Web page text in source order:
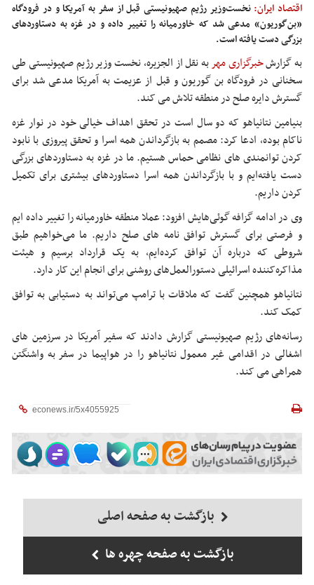
اقتصاد ایران: نخست‌وزیر رژیم صهیونیستی قبل از سفر به آمریکا و در فرودگاه
«بن‌گوریون» مدعی شد که خاورمیانه را تغییر داده و در غزه به دستاوردهای
بزرگی دست یافته است.
به گزارشخبرگزاری مهربه نقل از الجزیره، نخست وزیر رژیم صهیونیستی طی
سخنانی در فرودگاه بن گوریون و قبل از عزیمت به آمریکا مدعی شد برای
گسترش دایره صلح در منطقه تلاش می کند.
بنیامین نتانیاهو که دو سال است در تحقق اهداف خیالی خود در نوار غزه
ناکام بوده، ادعا کرد: مصمم به بازگرداندن همه اسرا و تحقق پیروزی با نابود
کردن توانمندی های نظامی حماس هستیم. ما در غزه به دستاوردهای بزرگی
دست یافته‌ایم و با بازگرداندن همه اسرا دستاوردهای بیشتری برای تکمیل
کردن داریم.
وی در ادامه گزافه گوئی‌هایش افزود: عملا منطقه خاورمیانه را تغییر داده ایم
و فرصتی برای گسترش توافق نامه های صلح داریم. ما می‌خواهیم طبق
شروطی که درباره آن توافق کرده‌ایم، به یک قرارداد برسیم و هیئت
مذاکره‌کننده اسرائیلی دستورالعمل‌های روشنی برای انجام این کار دارد.
نتانیاهو همچنین گفت که ملاقات با ترامپ می‌تواند به دستیابی به توافق
کمک کند.
رسانه‌های رژیم صهیونیستی گزارش دادند که سفیر آمریکا در سرزمین های
اشغالی در اقدامی غیر معمول نتانیاهو را در هواپیما در سفر به واشنگتن
همراهی می کند.
بازگشت به صفحه اصلی
بازگشت به صفحه چهره ها